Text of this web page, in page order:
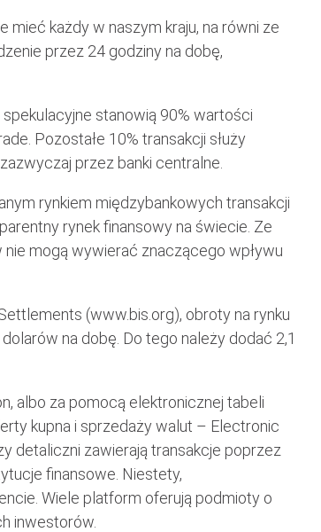
mieć każdy w naszym kraju, na równi ze
przez 24 godziny na dobę,
stanowią 90% wartości
Pozostałe 10% transakcji służy
przez banki centralne.
rynkiem międzybankowych transakcji
rynek finansowy na świecie. Ze
mogą wywierać znaczącego wpływu
(www.bis.org), obroty na rynku
na dobę. Do tego należy dodać 2,1
albo za pomocą elektronicznej tabeli
kupna i sprzedaży walut – Electronic
detaliczni zawierają transakcje poprzez
finansowe. Niestety,
Wiele platform oferują podmioty o
inwestorów.